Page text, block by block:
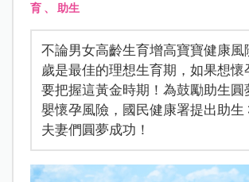
育、 助生
不論男女高齡生育增高寶寶健康
歲是最佳的理想生育期，如果想
要把握這黃金時期！為鼓勵助生圓
嬰懷孕風險，國民健康署提出助生
夫妻們圓夢成功！